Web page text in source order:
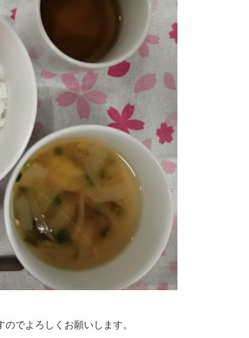
でよろしくお願いします。